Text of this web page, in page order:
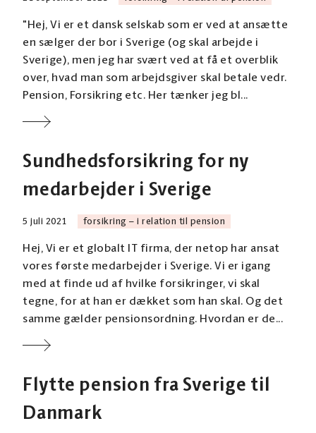
"Hej, Vi er et dansk selskab som er ved at ansætte
en sælger der bor i Sverige (og skal arbejde i
Sverige), men jeg har svært ved at få et overblik
over, hvad man som arbejdsgiver skal betale vedr.
Pension, Forsikring etc. Her tænker jeg bl...
Sundhedsforsikring for ny
medarbejder i Sverige
5 juli 2021 forsikring – i relation til pension
Hej, Vi er et globalt IT firma, der netop har ansat
vores første medarbejder i Sverige. Vi er igang
med at finde ud af hvilke forsikringer, vi skal
tegne, for at han er dækket som han skal. Og det
samme gælder pensionsordning. Hvordan er de...
Flytte pension fra Sverige til
Danmark